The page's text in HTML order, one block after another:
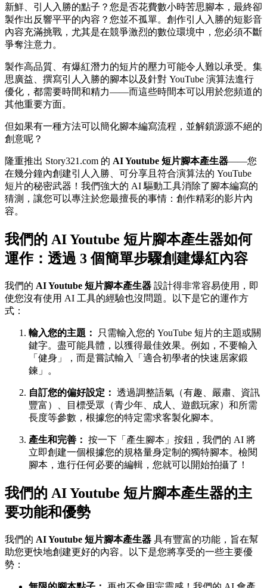
新鮮、引人入勝的點子？您是否花費數小時苦思腳本，最終卻
製作出反響平平的內容？您並不孤單。創作引人入勝的短影音
內容充滿挑戰，尤其是在競爭激烈的數位環境中，您必須不斷
爭奪注意力。
製作高品質、有爆紅潛力的短片的壓力可能令人難以承受。集
思廣益、撰寫引人入勝的腳本以及針對 YouTube 演算法進行
優化，都需要時間和精力——而這些時間本可以用於您頻道的
其他重要方面。
但如果有一種方法可以簡化腳本編寫流程，並解鎖源源不絕的
創意呢？
隆重推出 Story321.com 的 AI Youtube 短片腳本產生器——您
在幾分鐘內創建引人入勝、可分享且符合演算法的 YouTube
短片的秘密武器！我們強大的 AI 驅動工具消除了腳本編寫的
猜測，讓您可以專注於您最擅長的事情：創作精彩的影片內
容。
我們的 AI Youtube 短片腳本產生器如何
運作：透過 3 個簡單步驟創建爆紅內容
我們的 AI Youtube 短片腳本產生器 設計得非常容易使用，即
使您沒有使用 AI 工具的經驗也沒問題。以下是它的運作方
式：
輸入您的主題：
只需輸入您的 YouTube 短片的主題或關
鍵字。盡可能具體，以獲得最佳效果。例如，不要輸入
「健身」，而是嘗試輸入「適合初學者的快速居家鍛
鍊」。
自訂您的偏好設定： 透過調整語氣（有趣、嚴肅、資訊
豐富）、目標受眾（青少年、成人、遊戲玩家）和所需
長度等參數，根據您的特定需求客製化腳本。
產生和完善： 按一下「產生腳本」按鈕，我們的 AI 將
立即創建一個根據您的規格量身定制的獨特腳本。檢閱
腳本，進行任何必要的編輯，您就可以開始拍攝了！
我們的 AI Youtube 短片腳本產生器的主
要功能和優勢
我們的 AI Youtube 短片腳本產生器 具有豐富的功能，旨在幫
助您更快地創建更好的內容。以下是您將享受的一些主要優
勢：